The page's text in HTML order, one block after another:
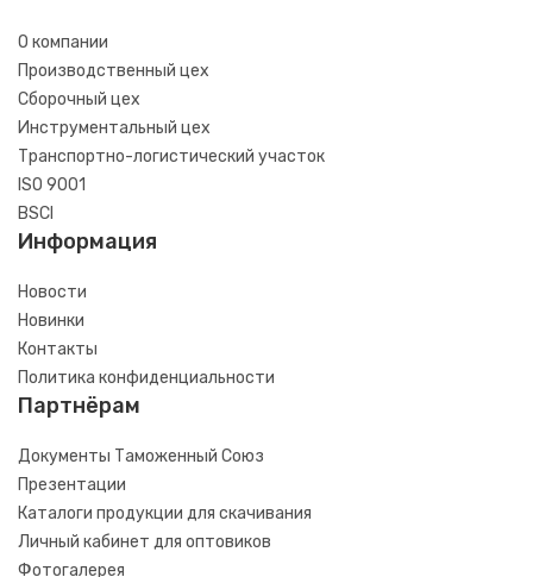
О компании
Производственный цех
Сборочный цех
Инструментальный цех
Транспортно-логистический участок
ISO 9001
BSCI
Информация
Новости
Новинки
Контакты
Политика конфиденциальности
Партнёрам
Документы Таможенный Союз
Презентации
Каталоги продукции для скачивания
Личный кабинет для оптовиков
Фотогалерея